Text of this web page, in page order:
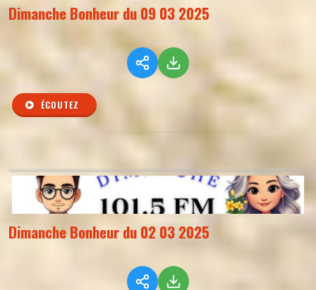
Dimanche Bonheur du 09 03 2025
ÉCOUTEZ
Dimanche Bonheur du 02 03 2025